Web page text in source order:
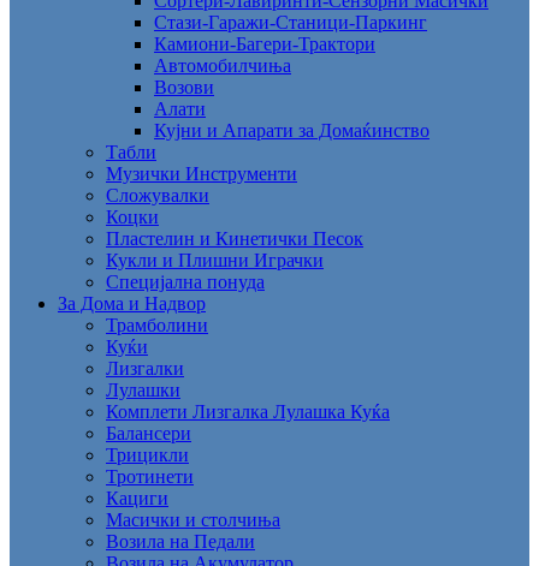
Стази-Гаражи-Станици-Паркинг
Камиони-Багери-Трактори
Автомобилчиња
Возови
Алати
Кујни и Апарати за Домаќинство
Табли
Музички Инструменти
Сложувалки
Коцки
Пластелин и Кинетички Песок
Кукли и Плишни Играчки
Специјална понуда
За Дома и Надвор
Трамболини
Куќи
Лизгалки
Лулашки
Комплети Лизгалка Лулашка Куќа
Балансери
Трицикли
Тротинети
Кациги
Mасички и столчиња
Возила на Педали